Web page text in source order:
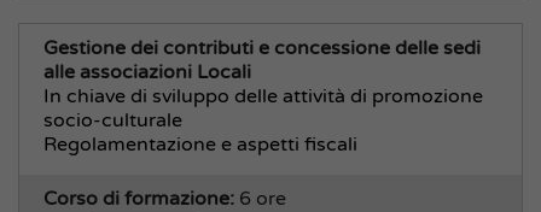
Gestione dei contributi e concessione delle sedi
alle associazioni Locali
In chiave di sviluppo delle attività di promozione
socio-culturale
Regolamentazione e aspetti fiscali
Corso di formazione: 6 ore